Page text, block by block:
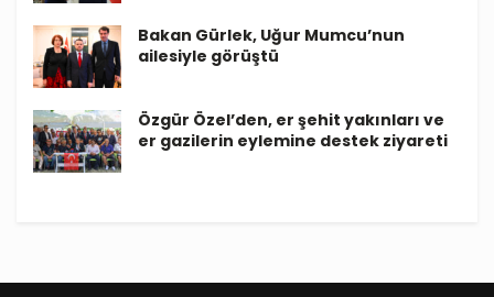
Bakan Gürlek, Uğur Mumcu’nun
ailesiyle görüştü
Özgür Özel’den, er şehit yakınları ve
er gazilerin eylemine destek ziyareti